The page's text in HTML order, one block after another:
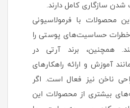
محصولات با فرمولاسیونی
حساسیت‌های پوستی را
همچنین، برند آرتی در
آموزش و ارائه راهکارهای
ناخن نیز فعال است. اگر
بیشتری از محصولات این